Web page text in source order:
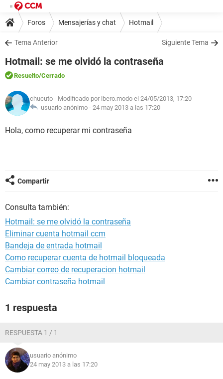
Foros Mensajerías y chat Hotmail
Tema Anterior Siguiente Tema
Hotmail: se me olvidó la contraseña
Resuelto/Cerrado
chucuto - Modificado por ibero.modo el 24/05/2013, 17:20
usuario anónimo - 24 may 2013 a las 17:20
Hola, como recuperar mi contraseña
Compartir
Consulta también:
Hotmail: se me olvidó la contraseña
Eliminar cuenta hotmail ccm
Bandeja de entrada hotmail
Como recuperar cuenta de hotmail bloqueada
Cambiar correo de recuperacion hotmail
Cambiar contraseña hotmail
1 respuesta
RESPUESTA 1 / 1
usuario anónimo
24 may 2013 a las 17:20